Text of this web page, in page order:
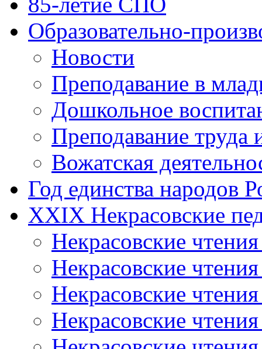
Образовательно-
Новости
Преподавание в
Дошкольное
Преподавание труда
Вожатская
Год единства народов
XXIX Некрасовские
Некрасовские
Некрасовские
Некрасовские
Некрасовские